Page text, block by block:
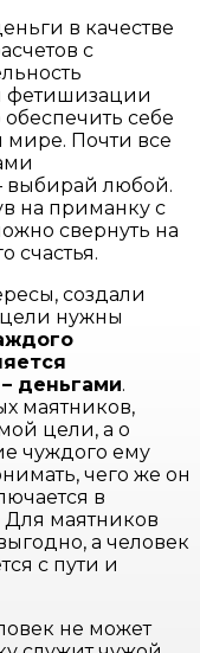
в качестве
с
фетишизации
себе
мире. Почти все
выбирай любой.
на приманку с
свернуть на
счастья.
создали
нужны
деньгами.
маятников,
цели, а о
чуждого ему
чего же он
в
Для маятников
а человек
с пути и
не может